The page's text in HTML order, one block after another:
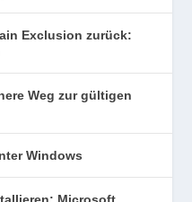
Exclusion zurück:
Weg zur gültigen
Windows